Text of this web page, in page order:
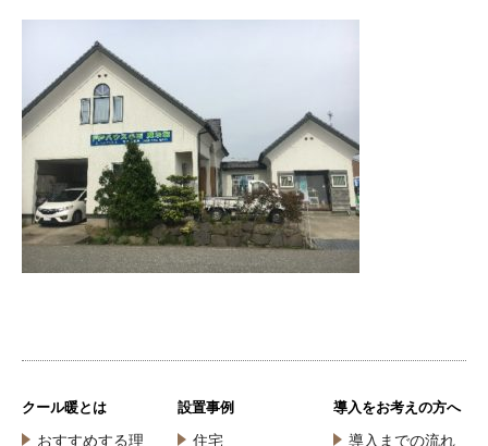
クール暖とは
おすすめする理
設置事例
住宅
導入をお考えの方へ
導入までの流れ